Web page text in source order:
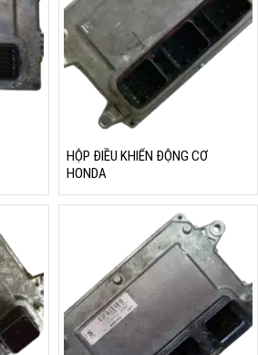
HỘP ĐIỀU KHIỂN ĐỘNG CƠ
HONDA